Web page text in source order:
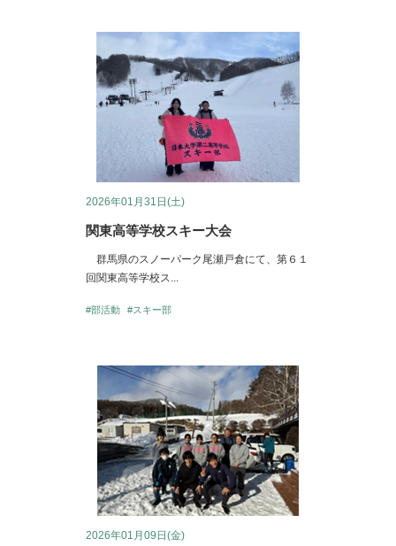
2026年01月31日(土)
関東高等学校スキー大会
群馬県のスノーパーク尾瀬戸倉にて、第６１
回関東高等学校ス...
#部活動 #スキー部
2026年01月09日(金)